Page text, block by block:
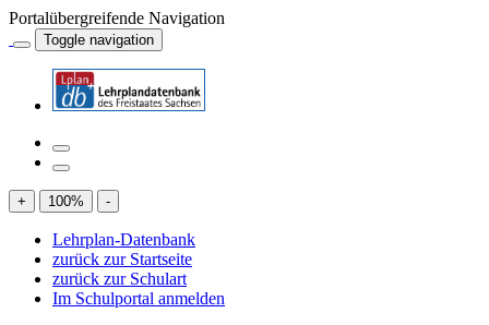
Portalübergreifende Navigation
Toggle navigation
+ 100% -
Lehrplan-Datenbank
zurück zur Startseite
zurück zur Schulart
Im Schulportal anmelden